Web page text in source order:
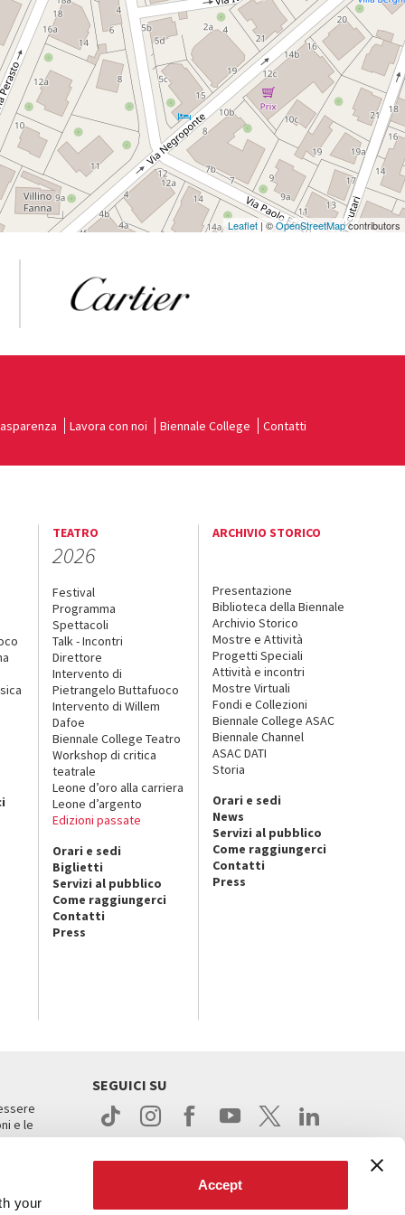
your
Accept
Leaflet | ©OpenStreetMapcontributors
Lavora con noi Biennale College Contatti
TEATRO
2026
Festival
Programma
Spettacoli
Talk - Incontri
Direttore
Intervento di
Pietrangelo Buttafuoco
Intervento di Willem
Dafoe
Biennale College Teatro
Workshop di critica
teatrale
Leone d’oro alla carriera
Leone d’argento
Edizioni passate
Orari e sedi
Biglietti
Servizi al pubblico
Come raggiungerci
Contatti
Press
ARCHIVIO STORICO
Presentazione
Biblioteca della Biennale
Archivio Storico
Mostre e Attività
Progetti Speciali
Attività e incontri
Mostre Virtuali
Fondi e Collezioni
Biennale College ASAC
Biennale Channel
ASAC DATI
Storia
Orari e sedi
News
Servizi al pubblico
Come raggiungerci
Contatti
Press
e le
SEGUICI SU